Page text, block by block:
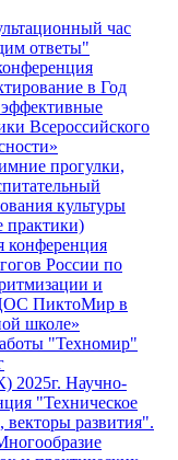
час
ответы"
в Год
Всероссийского
прогулки,
культуры
практики)
конференция
России по
и
ПиктоМир в
школе»
"Техномир"
2025г. Научно-
"Техническое
векторы развития".